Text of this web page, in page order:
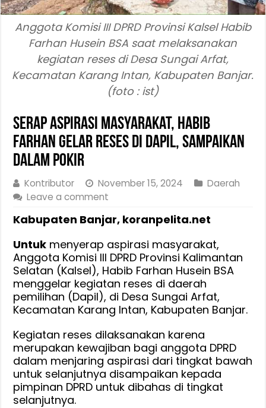
Anggota Komisi III DPRD Provinsi Kalsel Habib
Farhan Husein BSA saat melaksanakan
kegiatan reses di Desa Sungai Arfat,
Kecamatan Karang Intan, Kabupaten Banjar.
(foto : ist)
Serap Aspirasi Masyarakat, Habib
Farhan Gelar Reses Di Dapil, Sampaikan
Dalam Pokir
Kontributor November 15, 2024
Daerah
Leave a comment
Kabupaten Banjar, koranpelita.net
Untuk menyerap aspirasi masyarakat,
Anggota Komisi III DPRD Provinsi Kalimantan
Selatan (Kalsel), Habib Farhan Husein BSA
menggelar kegiatan reses di daerah
pemilihan (Dapil), di Desa Sungai Arfat,
Kecamatan Karang Intan, Kabupaten Banjar.
Kegiatan reses dilaksanakan karena
merupakan kewajiban bagi anggota DPRD
dalam menjaring aspirasi dari tingkat bawah
untuk selanjutnya disampaikan kepada
pimpinan DPRD untuk dibahas di tingkat
selanjutnya.